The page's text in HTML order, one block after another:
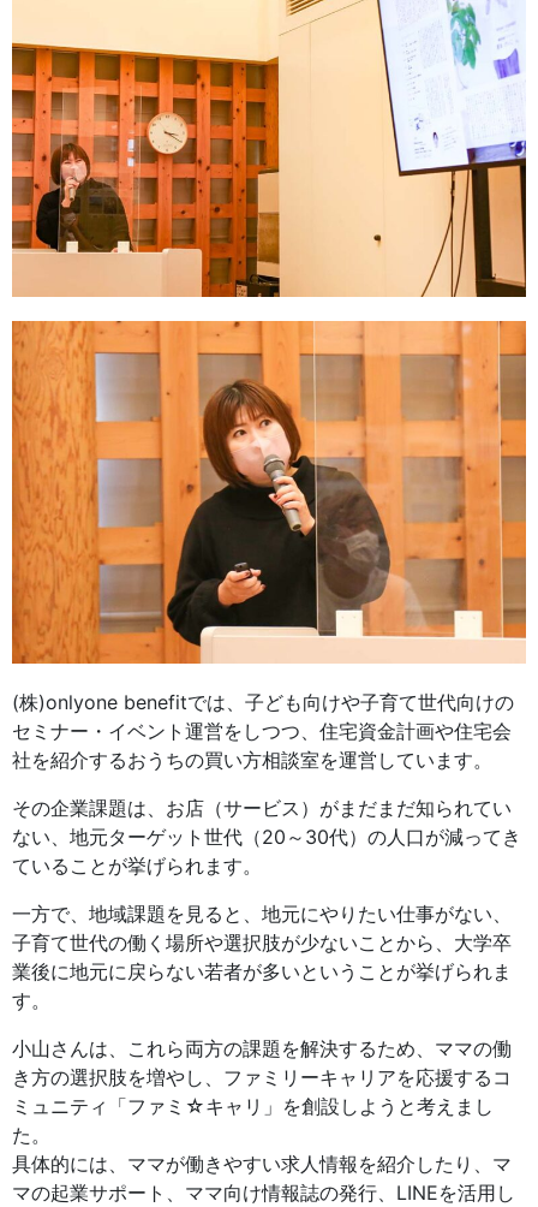
(株)onlyone benefitでは、子ども向けや子育て世代向けの
セミナー・イベント運営をしつつ、住宅資金計画や住宅会
社を紹介するおうちの買い方相談室を運営しています。
その企業課題は、お店（サービス）がまだまだ知られてい
ない、地元ターゲット世代（20～30代）の人口が減ってき
ていることが挙げられます。
一方で、地域課題を見ると、地元にやりたい仕事がない、
子育て世代の働く場所や選択肢が少ないことから、大学卒
業後に地元に戻らない若者が多いということが挙げられま
す。
小山さんは、これら両方の課題を解決するため、ママの働
き方の選択肢を増やし、ファミリーキャリアを応援するコ
ミュニティ「ファミ☆キャリ」を創設しようと考えまし
た。
具体的には、ママが働きやすい求人情報を紹介したり、マ
マの起業サポート、ママ向け情報誌の発行、LINEを活用し